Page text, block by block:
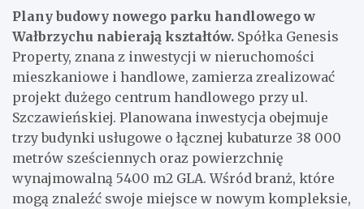
Plany budowy nowego parku handlowego w
Wałbrzychu nabierają kształtów. Spółka Genesis
Property, znana z inwestycji w nieruchomości
mieszkaniowe i handlowe, zamierza zrealizować
projekt dużego centrum handlowego przy ul.
Szczawieńskiej. Planowana inwestycja obejmuje
trzy budynki usługowe o łącznej kubaturze 38 000
metrów sześciennych oraz powierzchnię
wynajmowalną 5400 m2 GLA. Wśród branż, które
mogą znaleźć swoje miejsce w nowym kompleksie,